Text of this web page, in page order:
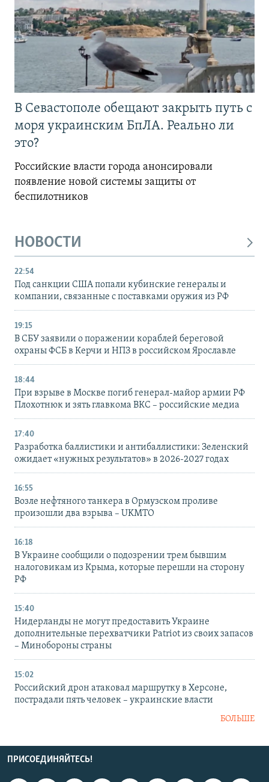
В Севастополе обещают закрыть путь с
моря украинским БпЛА. Реально ли
это?
Российские власти города анонсировали
появление новой системы защиты от
беспилотников
НОВОСТИ
22:54
Под санкции США попали кубинские генералы и
компании, связанные с поставками оружия из РФ
19:15
В СБУ заявили о поражении кораблей береговой
охраны ФСБ в Керчи и НПЗ в российском Ярославле
18:44
При взрыве в Москве погиб генерал-майор армии РФ
Плохотнюк и зять главкома ВКС – российские медиа
17:40
Разработка баллистики и антибаллистики: Зеленский
ожидает «нужных результатов» в 2026-2027 годах
16:55
Возле нефтяного танкера в Ормузском проливе
произошли два взрыва – UKMTO
16:18
В Украине сообщили о подозрении трем бывшим
налоговикам из Крыма, которые перешли на сторону
РФ
15:40
Нидерланды не могут предоставить Украине
дополнительные перехватчики Patriot из своих запасов
– Минобороны страны
15:02
Российский дрон атаковал маршрутку в Херсоне,
пострадали пять человек – украинские власти
БОЛЬШЕ
ПРИСОЕДИНЯЙТЕСЬ!